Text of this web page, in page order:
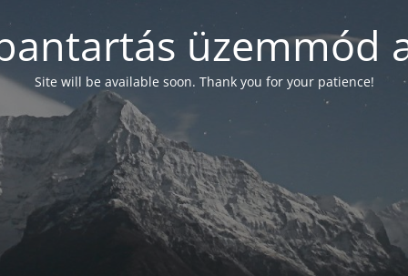
üzemmód
Site will be available soon. Thank you for your patience!